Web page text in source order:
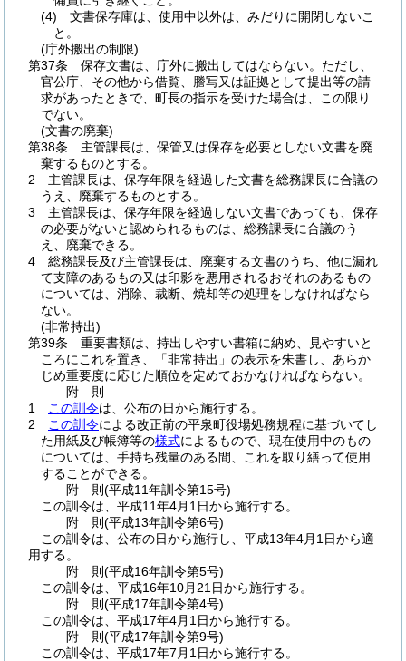
(4)
文書保存庫は、使用中以外は、みだりに開閉しないこ
と。
(庁外搬出の制限)
第37条
保存文書は、庁外に搬出してはならない。 ただし、
官公庁、その他から借覧、謄写又は証拠として提出等の請
求があったときで、町長の指示を受けた場合は、この限り
でない。
(文書の廃棄)
第38条
主管課長は、保管又は保存を必要としない文書を廃
棄するものとする。
2
主管課長は、保存年限を経過した文書を総務課長に合議の
うえ、廃棄するものとする。
3
主管課長は、保存年限を経過しない文書であっても、保存
の必要がないと認められるものは、総務課長に合議のう
え、廃棄できる。
4
総務課長及び主管課長は、廃棄する文書のうち、他に漏れ
て支障のあるもの又は印影を悪用されるおそれのあるもの
については、消除、裁断、焼却等の処理をしなければなら
ない。
(非常持出)
第39条
重要書類は、持出しやすい書箱に納め、見やすいと
ころにこれを置き、「非常持出」の表示を朱書し、あらか
じめ重要度に応じた順位を定めておかなければならない。
附 則
1
この訓令は、公布の日から施行する。
2
この訓令による改正前の平泉町役場処務規程に基づいてし
た用紙及び帳簿等の様式によるもので、現在使用中のもの
については、手持ち残量のある間、これを取り繕って使用
することができる。
附 則(平成11年訓令第15号)
この訓令は、平成11年4月1日から施行する。
附 則(平成13年訓令第6号)
この訓令は、公布の日から施行し、平成13年4月1日から適
用する。
附 則(平成16年訓令第5号)
この訓令は、平成16年10月21日から施行する。
附 則(平成17年訓令第4号)
この訓令は、平成17年4月1日から施行する。
附 則(平成17年訓令第9号)
この訓令は、平成17年7月1日から施行する。